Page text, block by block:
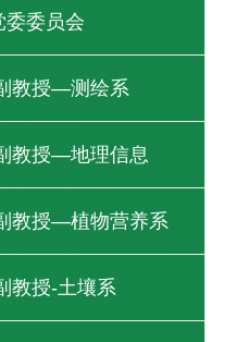
委委员会
教授—测绘系
教授—地理信息
教授—植物营养系
教授-土壤系